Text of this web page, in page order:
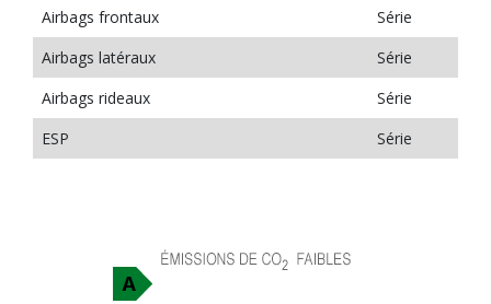
Airbags frontaux
Série
Airbags latéraux
Série
Airbags rideaux
Série
ESP
Série